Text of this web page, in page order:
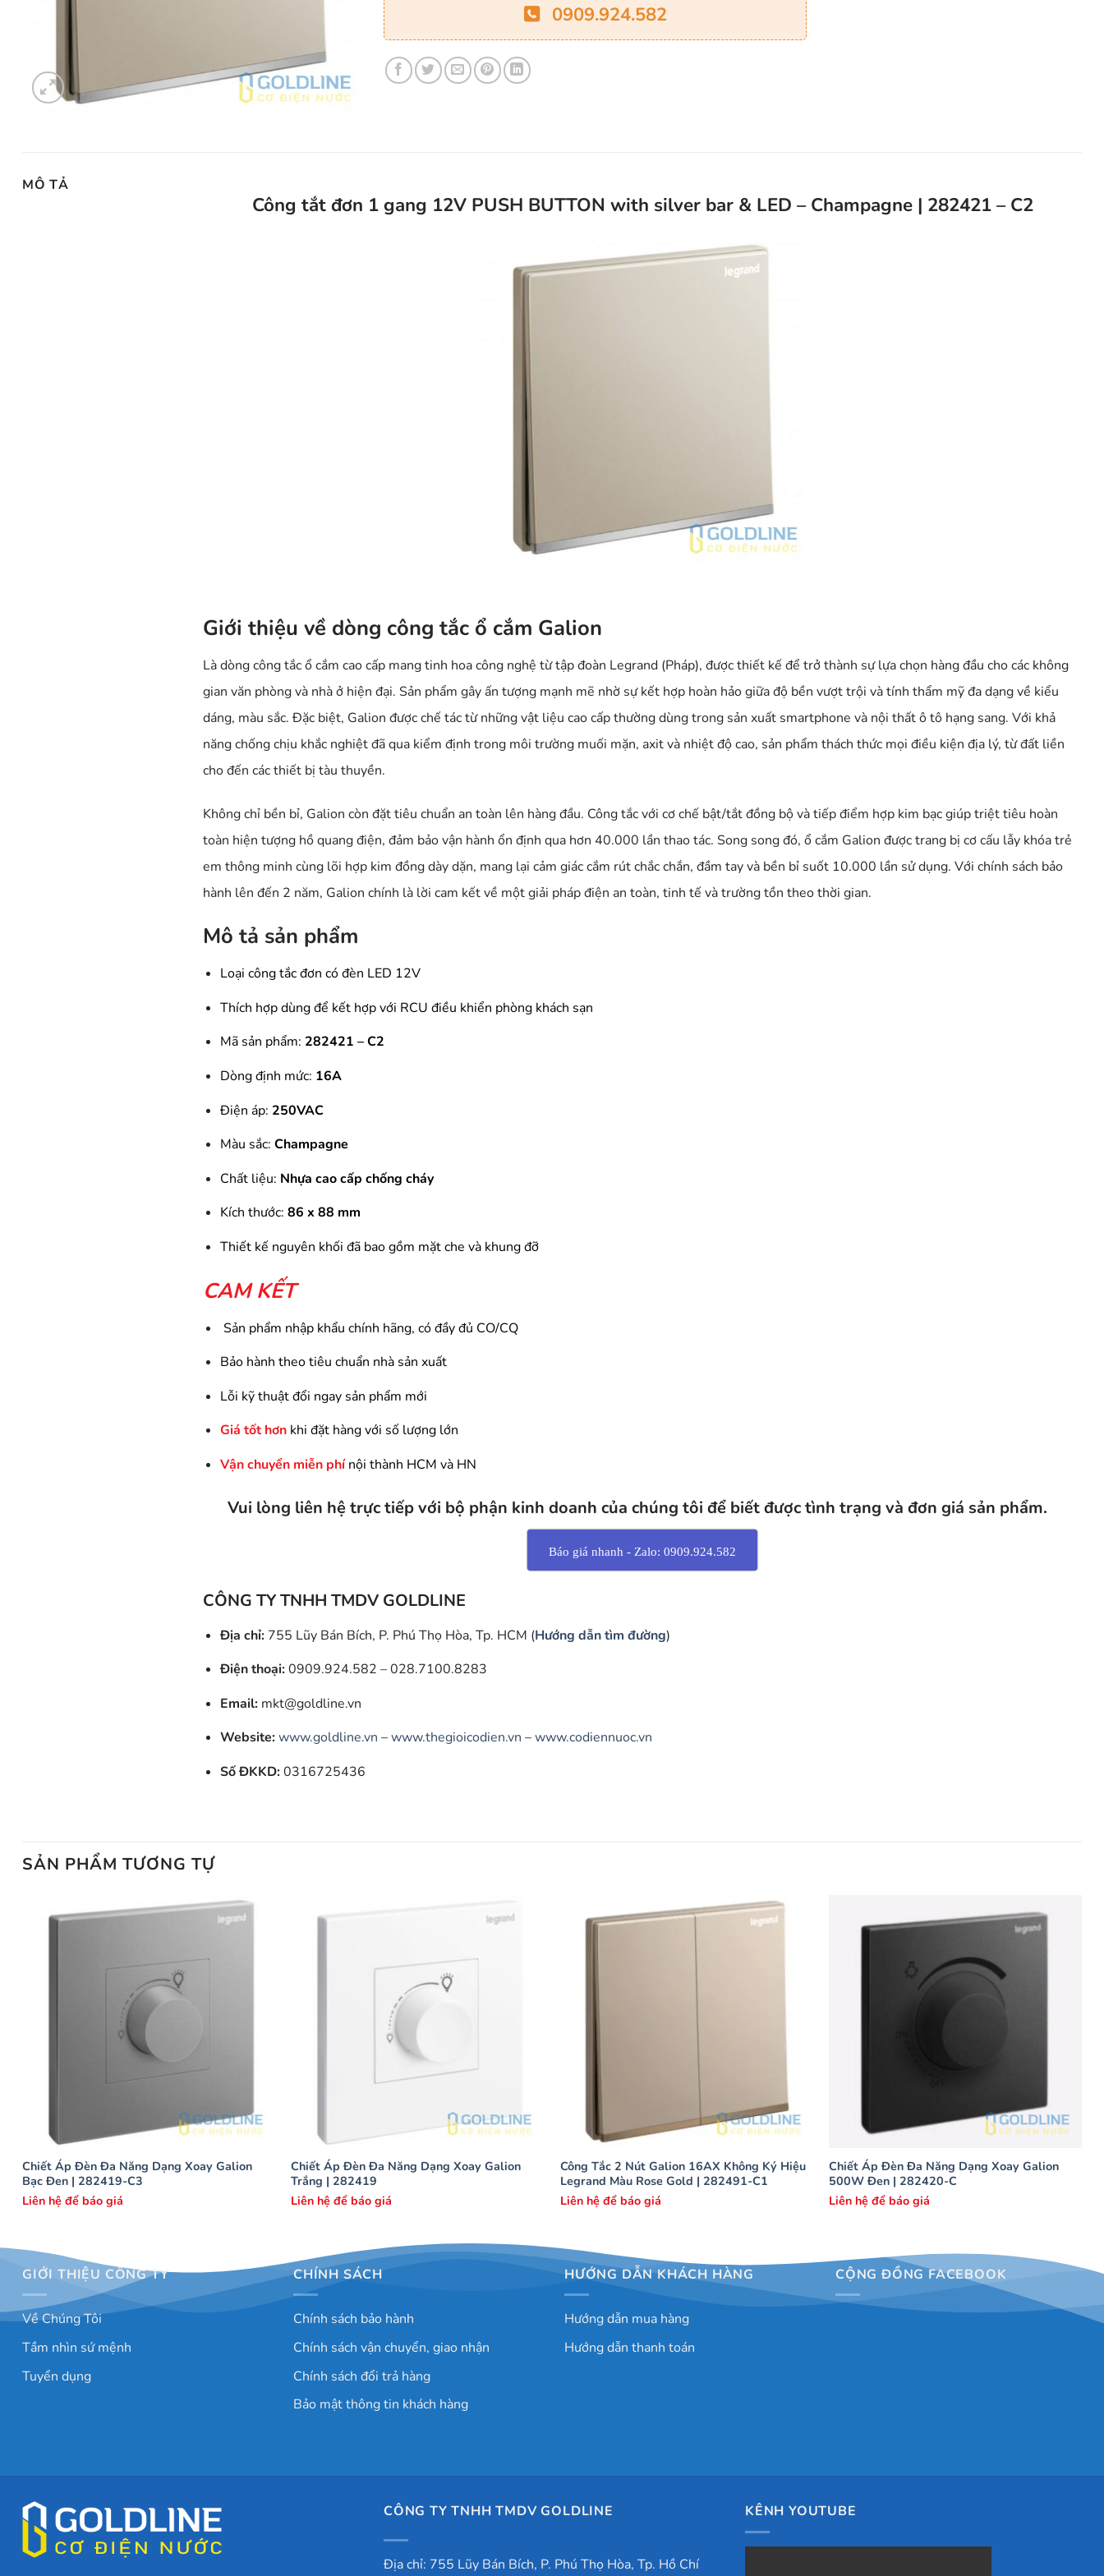
0909.924.582
MÔ TẢ
Công tắt đơn 1 gang 12V PUSH BUTTON with silver bar & LED – Champagne | 282421 – C2
Giới thiệu về dòng công tắc ổ cắm Galion
Là dòng công tắc ổ cắm cao cấp mang tinh hoa công nghệ từ tập đoàn Legrand (Pháp), được thiết kế để trở thành sự lựa chọn hàng đầu cho các không
gian văn phòng và nhà ở hiện đại. Sản phẩm gây ấn tượng mạnh mẽ nhờ sự kết hợp hoàn hảo giữa độ bền vượt trội và tính thẩm mỹ đa dạng về kiểu
dáng, màu sắc. Đặc biệt, Galion được chế tác từ những vật liệu cao cấp thường dùng trong sản xuất smartphone và nội thất ô tô hạng sang. Với khả
năng chống chịu khắc nghiệt đã qua kiểm định trong môi trường muối mặn, axit và nhiệt độ cao, sản phẩm thách thức mọi điều kiện địa lý, từ đất liền
cho đến các thiết bị tàu thuyền.
Không chỉ bền bỉ, Galion còn đặt tiêu chuẩn an toàn lên hàng đầu. Công tắc với cơ chế bật/tắt đồng bộ và tiếp điểm hợp kim bạc giúp triệt tiêu hoàn
toàn hiện tượng hồ quang điện, đảm bảo vận hành ổn định qua hơn 40.000 lần thao tác. Song song đó, ổ cắm Galion được trang bị cơ cấu lẫy khóa trẻ
em thông minh cùng lõi hợp kim đồng dày dặn, mang lại cảm giác cắm rút chắc chắn, đầm tay và bền bỉ suốt 10.000 lần sử dụng. Với chính sách bảo
hành lên đến 2 năm, Galion chính là lời cam kết về một giải pháp điện an toàn, tinh tế và trường tồn theo thời gian.
Mô tả sản phẩm
Loại công tắc đơn có đèn LED 12V
Thích hợp dùng để kết hợp với RCU điều khiển phòng khách sạn
Mã sản phẩm: 282421 – C2
Dòng định mức: 16A
Điện áp: 250VAC
Màu sắc: Champagne
Chất liệu: Nhựa cao cấp chống cháy
Kích thước: 86 x 88 mm
Thiết kế nguyên khối đã bao gồm mặt che và khung đỡ
CAM KẾT
Sản phẩm nhập khẩu chính hãng, có đầy đủ CO/CQ
Bảo hành theo tiêu chuẩn nhà sản xuất
Lỗi kỹ thuật đổi ngay sản phẩm mới
Giá tốt hơn khi đặt hàng với số lượng lớn
Vận chuyển miễn phí nội thành HCM và HN
Vui lòng liên hệ trực tiếp với bộ phận kinh doanh của chúng tôi để biết được tình trạng và đơn giá sản phẩm.
Báo giá nhanh - Zalo: 0909.924.582
CÔNG TY TNHH TMDV GOLDLINE
Địa chỉ:755 Lũy Bán Bích, P. Phú Thọ Hòa, Tp. HCM (Hướng dẫn tìm đường)
Điện thoại:0909.924.582 – 028.7100.8283
Email:mkt@goldline.vn
Website:www.goldline.vn –www.thegioicodien.vn –www.codiennuoc.vn
Số ĐKKD:0316725436
SẢN PHẨM TƯƠNG TỰ
Chiết Áp Đèn Đa Năng Dạng Xoay Galion
Bạc Đen | 282419-C3
Liên hệ để báo giá
Chiết Áp Đèn Đa Năng Dạng Xoay Galion
Trắng | 282419
Liên hệ để báo giá
Công Tắc 2 Nút Galion 16AX Không Ký Hiệu
Legrand Màu Rose Gold | 282491-C1
Liên hệ để báo giá
Chiết Áp Đèn Đa Năng Dạng Xoay Galion
500W Đen | 282420-C
Liên hệ để báo giá
GIỚI THIỆU CÔNG TY
Về Chúng Tôi
Tầm nhìn sứ mệnh
Tuyển dụng
CHÍNH SÁCH
Chính sách bảo hành
Chính sách vận chuyển, giao nhận
Chính sách đổi trả hàng
Bảo mật thông tin khách hàng
HƯỚNG DẪN KHÁCH HÀNG
Hướng dẫn mua hàng
Hướng dẫn thanh toán
CỘNG ĐỒNG FACEBOOK
CÔNG TY TNHH TMDV GOLDLINE
Địa chỉ: 755 Lũy Bán Bích, P. Phú Thọ Hòa, Tp. Hồ Chí
KÊNH YOUTUBE